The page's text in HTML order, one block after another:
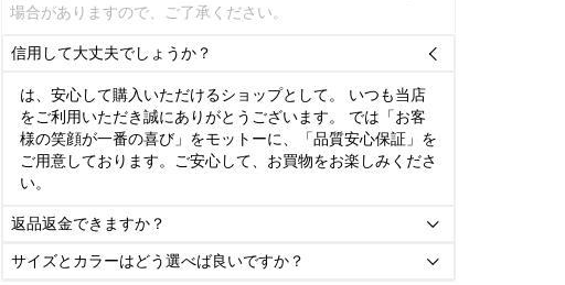
場合がありますので、ご了承ください。
信用して大丈夫でしょうか？ 
は、安心して購入いただけるショップとして。 いつも当店
をご利用いただき誠にありがとうございます。 では「お客
様の笑顔が一番の喜び」をモットーに、「品質安心保証」を
ご用意しております。ご安心して、お買物をお楽しみくださ
い。
返品返金できますか？ 
サイズとカラーはどう選べば良いですか？ 